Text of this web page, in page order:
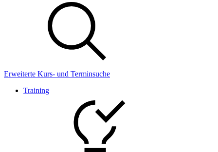
Erweiterte Kurs- und Terminsuche
Training